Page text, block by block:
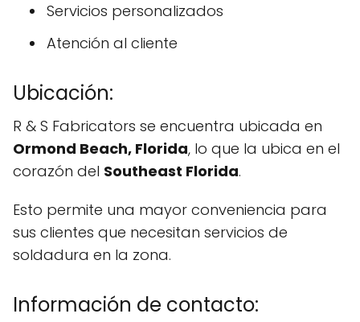
Servicios personalizados
Atención al cliente
Ubicación:
R & S Fabricators se encuentra ubicada en
Ormond Beach, Florida, lo que la ubica en el
corazón del Southeast Florida.
Esto permite una mayor conveniencia para
sus clientes que necesitan servicios de
soldadura en la zona.
Información de contacto: